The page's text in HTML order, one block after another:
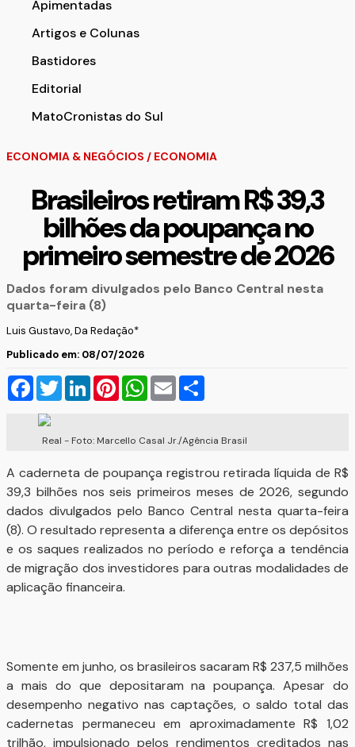
Apimentadas
Artigos e Colunas
Bastidores
Editorial
MatoCronistas do Sul
ECONOMIA & NEGÓCIOS / ECONOMIA
Brasileiros retiram R$ 39,3
bilhões da poupança no
primeiro semestre de 2026
Dados foram divulgados pelo Banco Central nesta
quarta-feira (8)
Luis Gustavo, Da Redação*
Publicado em: 08/07/2026
Facebook
TwitterLinkedInPinterestWhatsApp
Email
Real - Foto: Marcello Casal Jr./Agência Brasil
A caderneta de poupança registrou retirada líquida de R$
39,3 bilhões nos seis primeiros meses de 2026, segundo
dados divulgados pelo Banco Central nesta quarta-feira
(8). O resultado representa a diferença entre os depósitos
e os saques realizados no período e reforça a tendência
de migração dos investidores para outras modalidades de
aplicação financeira.
Somente em junho, os brasileiros sacaram R$ 237,5 milhões
a mais do que depositaram na poupança. Apesar do
desempenho negativo nas captações, o saldo total das
cadernetas permaneceu em aproximadamente R$ 1,02
trilhão, impulsionado pelos rendimentos creditados nas